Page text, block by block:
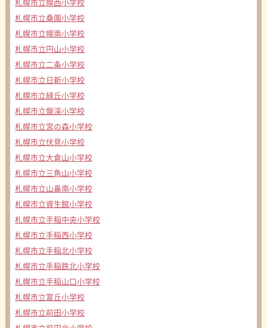
札幌市立幌西小学校
札幌市立桑園小学校
札幌市立幌南小学校
札幌市立円山小学校
札幌市立二条小学校
札幌市立日新小学校
札幌市立緑丘小学校
札幌市立盤渓小学校
札幌市立宮の森小学校
札幌市立伏見小学校
札幌市立大倉山小学校
札幌市立三角山小学校
札幌市立山鼻南小学校
札幌市立資生館小学校
札幌市立手稲中央小学校
札幌市立手稲西小学校
札幌市立手稲北小学校
札幌市立手稲鉄北小学校
札幌市立手稲山口小学校
札幌市立富丘小学校
札幌市立前田小学校